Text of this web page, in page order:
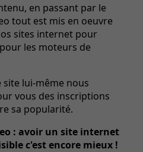
en passant par le
tout est mis en oeuvre
sites internet pour
les moteurs de
site lui-même nous
vous des inscriptions
sa popularité.
: avoir un site internet
c'est encore mieux !